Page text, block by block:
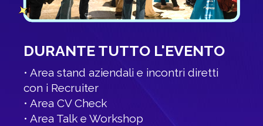
DURANTE TUTTO L'EVENTO
• Area stand aziendali e incontri diretti
con i Recruiter
• Area CV Check
• Area Talk e Workshop